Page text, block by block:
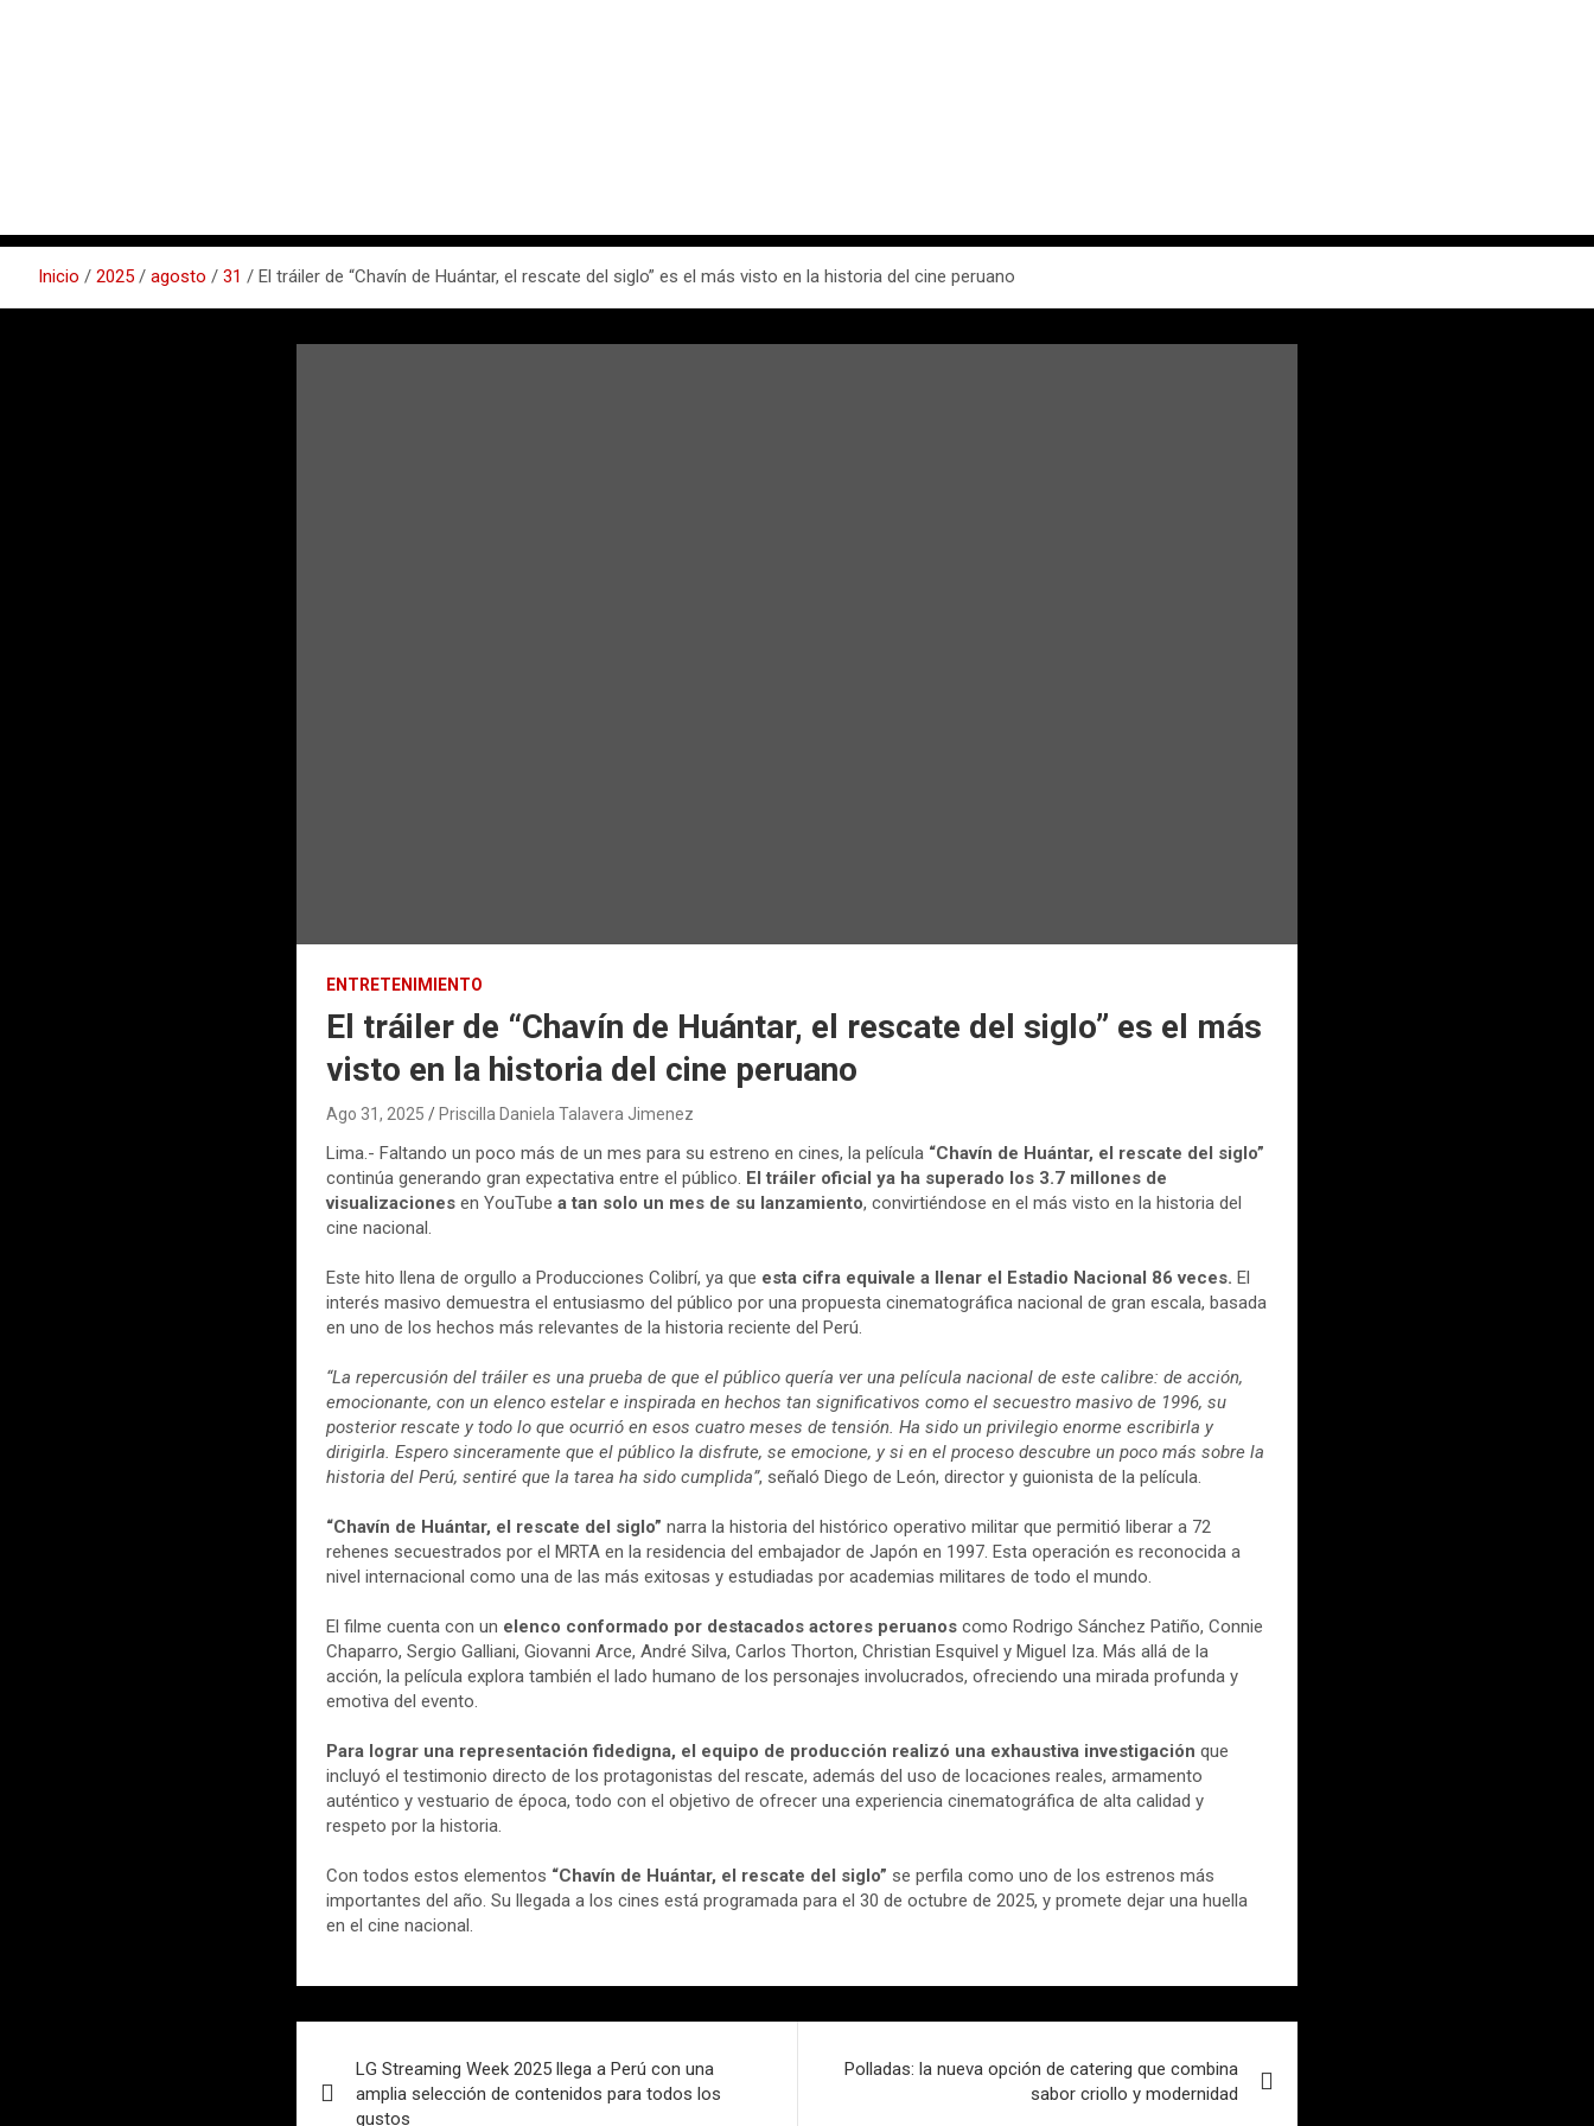
Inicio 2025 agosto 31 El tráiler de “Chavín de Huántar, el rescate del siglo” es el más visto en la historia del cine peruano
ENTRETENIMIENTO
El tráiler de “Chavín de Huántar, el rescate del siglo” es el más
visto en la historia del cine peruano
Ago 31, 2025 Priscilla Daniela Talavera Jimenez
Lima.- Faltando un poco más de un mes para su estreno en cines, la película “Chavín de Huántar, el rescate del siglo”
continúa generando gran expectativa entre el público. El tráiler oficial ya ha superado los 3.7 millones de
visualizacionesen YouTubea tan solo un mes de su lanzamiento, convirtiéndose en el más visto en la historia del
cine nacional.
Este hito llena de orgullo a Producciones Colibrí, ya que esta cifra equivale a llenar el Estadio Nacional 86 veces. El
interés masivo demuestra el entusiasmo del público por una propuesta cinematográfica nacional de gran escala, basada
en uno de los hechos más relevantes de la historia reciente del Perú.
“La repercusión del tráiler es una prueba de que el público quería ver una película nacional de este calibre: de acción,
emocionante, con un elenco estelar e inspirada en hechos tan significativos como el secuestro masivo de 1996, su
posterior rescate y todo lo que ocurrió en esos cuatro meses de tensión. Ha sido un privilegio enorme escribirla y
dirigirla. Espero sinceramente que el público la disfrute, se emocione, y si en el proceso descubre un poco más sobre la
historia del Perú, sentiré que la tarea ha sido cumplida”, señaló Diego de León, director y guionista de la película.
“Chavín de Huántar, el rescate del siglo”narra la historia del histórico operativo militar que permitió liberar a 72
rehenes secuestrados por el MRTA en la residencia del embajador de Japón en 1997. Esta operación es reconocida a
nivel internacional como una de las más exitosas y estudiadas por academias militares de todo el mundo.
El filme cuenta con un elenco conformado por destacados actores peruanos como Rodrigo Sánchez Patiño, Connie
Chaparro, Sergio Galliani, Giovanni Arce, André Silva, Carlos Thorton, Christian Esquivel y Miguel Iza. Más allá de la
acción, la película explora también el lado humano de los personajes involucrados, ofreciendo una mirada profunda y
emotiva del evento.
Para lograr una representación fidedigna, el equipo de producción realizó una exhaustiva investigación que
incluyó el testimonio directo de los protagonistas del rescate, además del uso de locaciones reales, armamento
auténtico y vestuario de época, todo con el objetivo de ofrecer una experiencia cinematográfica de alta calidad y
respeto por la historia.
Con todos estos elementos “Chavín de Huántar, el rescate del siglo” se perfila como uno de los estrenos más
importantes del año. Su llegada a los cines está programada para el 30 de octubre de 2025, y promete dejar una huella
en el cine nacional.
de
LG Streaming Week 2025 llega a Perú con una
amplia selección de contenidos para todos los
gustos
Polladas: la nueva opción de catering que combina
sabor criollo y modernidad